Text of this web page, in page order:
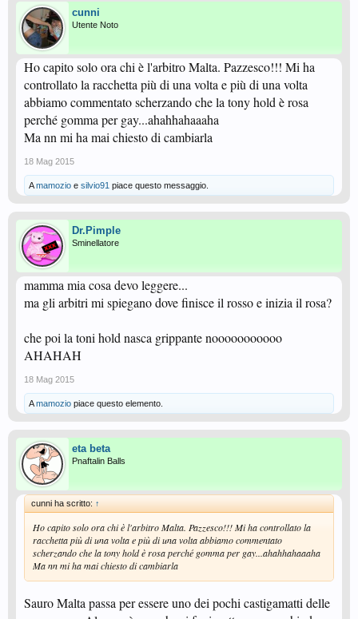
cunni
Utente Noto
Ho capito solo ora chi è l'arbitro Malta. Pazzesco!!! Mi ha
controllato la racchetta più di una volta e più di una volta
abbiamo commentato scherzando che la tony hold è rosa
perché gomma per gay...ahahhahaaaha
Ma nn mi ha mai chiesto di cambiarla
18 Mag 2015
Amamozio e silvio91 piace questo messaggio.
Dr.Pimple
Sminellatore
mamma mia cosa devo leggere...
ma gli arbitri mi spiegano dove finisce il rosso e inizia il rosa?
che poi la toni hold nasca grippante nooooooooooo
AHAHAH
18 Mag 2015
Amamozio piace questo elemento.
eta beta
Pnaftalin Balls
cunni ha scritto: ↑
Ho capito solo ora chi è l'arbitro Malta. Pazzesco!!! Mi ha controllato la
racchetta più di una volta e più di una volta abbiamo commentato
scherzando che la tony hold è rosa perché gomma per gay...ahahhahaaaha
Ma nn mi ha mai chiesto di cambiarla
Sauro Malta passa per essere uno dei pochi castigamatti delle